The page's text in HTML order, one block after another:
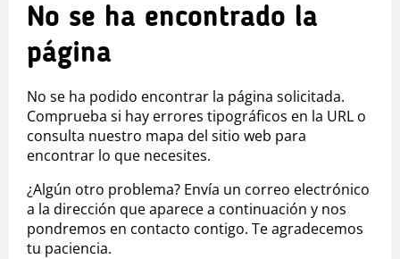
No se ha encontrado la
página
No se ha podido encontrar la página solicitada.
Comprueba si hay errores tipográficos en la URL o
consulta nuestro mapa del sitio web para
encontrar lo que necesites.
¿Algún otro problema? Envía un correo electrónico
a la dirección que aparece a continuación y nos
pondremos en contacto contigo. Te agradecemos
tu paciencia.